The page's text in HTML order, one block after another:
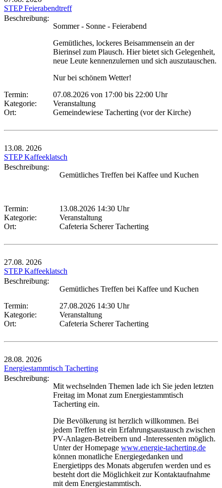
STEP Feierabendtreff
Beschreibung:
Sommer - Sonne - Feierabend
Gemütliches, lockeres Beisammensein an der
Bierinsel zum Plausch. Hier bietet sich Gelegenheit,
neue Leute kennenzulernen und sich auszutauschen.
Nur bei schönem Wetter!
Termin:
07.08.2026 von 17:00 bis 22:00 Uhr
Kategorie:
Veranstaltung
Ort:
Gemeindewiese Tacherting (vor der Kirche)
13.08. 2026
STEP Kaffeeklatsch
Beschreibung:
Gemütliches Treffen bei Kaffee und Kuchen
Termin:
13.08.2026 14:30 Uhr
Kategorie:
Veranstaltung
Ort:
Cafeteria Scherer Tacherting
27.08. 2026
STEP Kaffeeklatsch
Beschreibung:
Gemütliches Treffen bei Kaffee und Kuchen
Termin:
27.08.2026 14:30 Uhr
Kategorie:
Veranstaltung
Ort:
Cafeteria Scherer Tacherting
28.08. 2026
Energiestammtisch Tacherting
Beschreibung:
Mit wechselnden Themen lade ich Sie jeden letzten
Freitag im Monat zum Energiestammtisch
Tacherting ein.
Die Bevölkerung ist herzlich willkommen. Bei
jedem Treffen ist ein Erfahrungsaustausch zwischen
PV-Anlagen-Betreibern und -Interessenten möglich.
Unter der Homepage www.energie-tacherting.de
können monatliche Energiegedanken und
Energietipps des Monats abgerufen werden und es
besteht dort die Möglichkeit zur Kontaktaufnahme
mit dem Energiestammtisch.